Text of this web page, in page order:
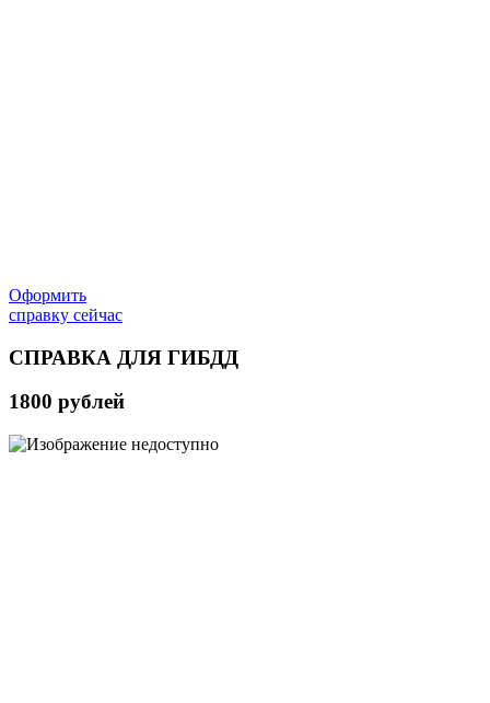
Оформить
справку сейчас
СПРАВКА ДЛЯ ГИБДД
1800 рублей